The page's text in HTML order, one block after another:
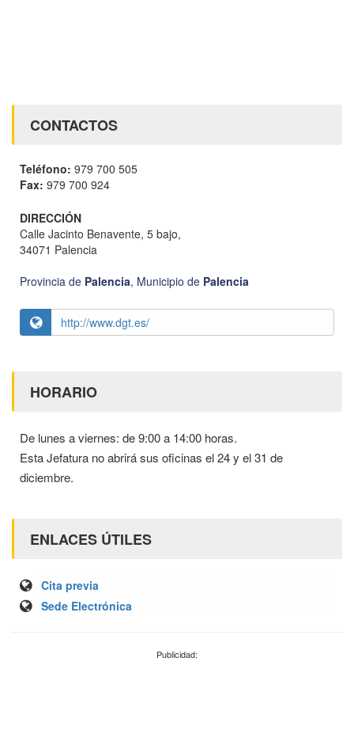
CONTACTOS
Teléfono: 979 700 505
Fax: 979 700 924
DIRECCIÓN
Calle Jacinto Benavente, 5 bajo,
34071 Palencia
Provincia de Palencia, Municipio de Palencia
http://www.dgt.es/
HORARIO
De lunes a viernes: de 9:00 a 14:00 horas.
Esta Jefatura no abrirá sus oficinas el 24 y el 31 de
diciembre.
ENLACES ÚTILES
Cita previa
Sede Electrónica
Publicidad: